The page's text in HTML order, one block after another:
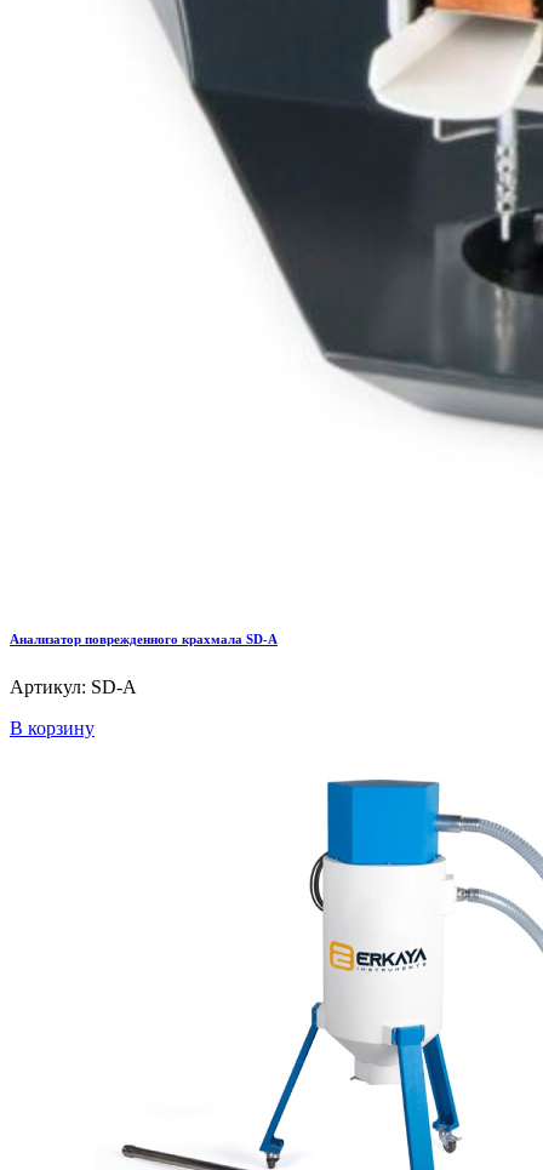
Анализатор поврежденного крахмала SD-A
Артикул: SD-A
В корзину